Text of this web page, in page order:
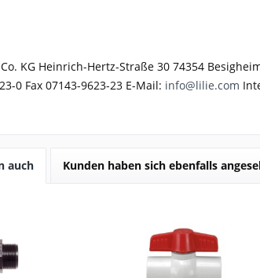
KG Heinrich-Hertz-Straße 30 74354
0 Fax 07143-9623-23 E-Mail: info@lilie.com
auch Kunden haben sich ebenfalls